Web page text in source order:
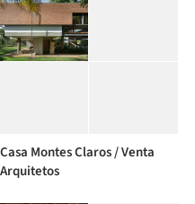
Casa Montes Claros / Venta
Arquitetos